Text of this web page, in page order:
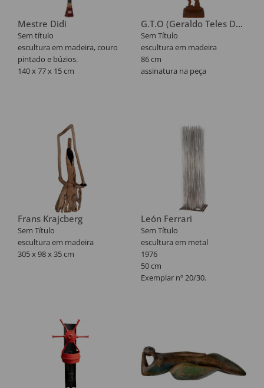
Naviglio, Milão, março,1967
(carimbo no verso); Sergio
Camargo, Galeria L'Obelisco,
Roma,1967.
Mestre Didi
Sem título
escultura em madeira, couro
pintado e búzios.
140 x 77 x 15 cm
G.T.O (Geraldo Teles De
Oliveira)
Sem Título
escultura em madeira
86 cm
assinatura na peça
Frans Krajcberg
Sem Título
escultura em madeira
305 x 98 x 35 cm
León Ferrari
Sem Título
escultura em metal
1976
50 cm
Exemplar nº 20/30.